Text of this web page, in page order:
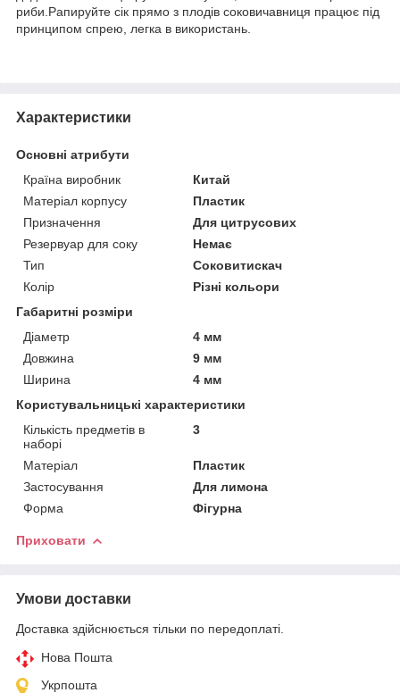
риби.Рапируйте сік прямо з плодів соковичавниця працює під
принципом спрею, легка в використань.
Характеристики
Основні атрибути
Країна виробник
Китай
Матеріал корпусу
Пластик
Призначення
Для цитрусових
Резервуар для соку
Немає
Тип
Соковитискач
Колір
Різні кольори
Габаритні розміри
Діаметр
4 мм
Довжина
9 мм
Ширина
4 мм
Користувальницькі характеристики
Кількість предметів в
наборі
3
Матеріал
Пластик
Застосування
Для лимона
Форма
Фігурна
Приховати
Умови доставки
Доставка здійснюється тільки по передоплаті.
Нова Пошта
Укрпошта